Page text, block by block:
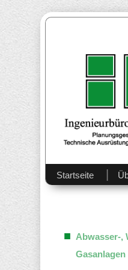
Ingenieurbüro
Startseite
Abwasser-,
Gasanlagen